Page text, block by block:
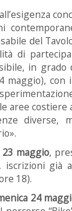
del
di
in grado
maggio),
aree
diverse,
23 maggio,
iscrizioni già
18).
24